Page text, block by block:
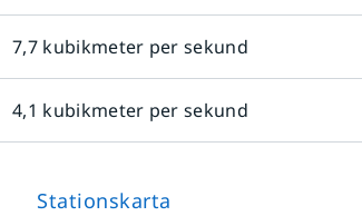
7,7 kubikmeter per sekund
4,1 kubikmeter per sekund
Stationskarta